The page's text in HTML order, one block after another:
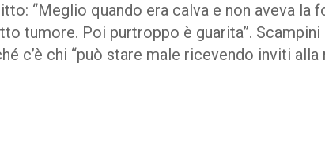
“Meglio quando era calva e non aveva la
tumore. Poi purtroppo è guarita”.
c’è chi “può stare male ricevendo inviti